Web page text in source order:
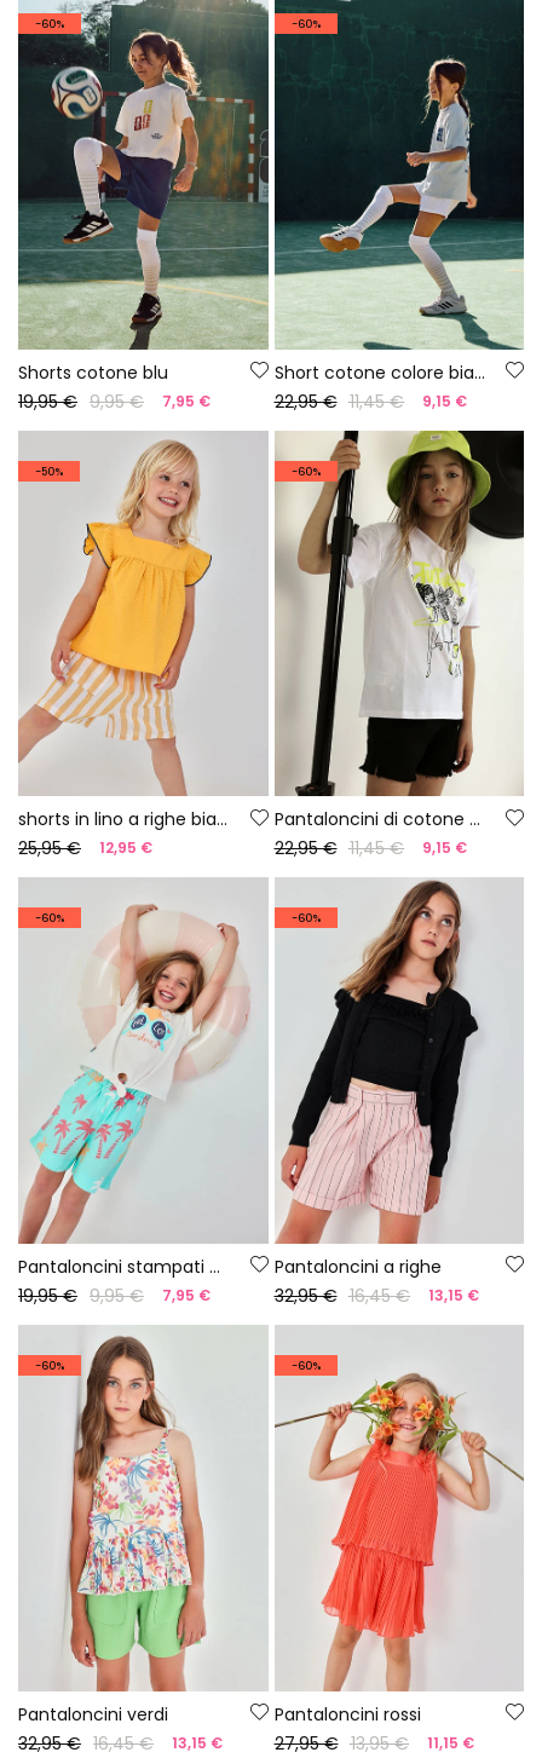
-60%
Shorts cotone blu
19,95 € 9,95 € 7,95 €
-60%
Short cotone colore bianco
22,95 € 11,45 € 9,15 €
-50%
shorts in lino a righe bianche e gialle
25,95 €
12,95 €
-60%
Pantaloncini di cotone neri
22,95 € 11,45 € 9,15 €
-60%
Pantaloncini stampati con palme
19,95 € 9,95 € 7,95 €
-60%
Pantaloncini a righe
32,95 € 16,45 € 13,15 €
-60%
Pantaloncini verdi
32,95 € 16,45 € 13,15 €
-60%
Pantaloncini rossi
27,95 € 13,95 € 11,15 €